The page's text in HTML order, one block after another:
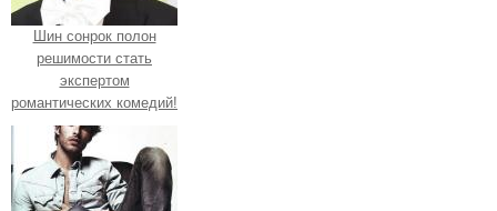
Шин сонрок полон
решимости стать
экспертом
романтических комедий!